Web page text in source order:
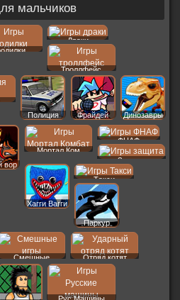
мальчиков
Драки
Троллфейс
Полиция
Фрайдей Динозавры
вор
Мортал Ком
ФНАФ
Защита
Хагги Вагги
Такси
Паркур
Смешные Отряд котят